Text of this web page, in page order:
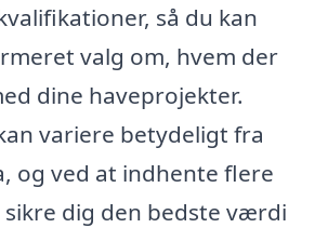
så du kan
valg om, hvem der
dine haveprojekter.
variere betydeligt fra
og ved at indhente flere
dig den bedste værdi